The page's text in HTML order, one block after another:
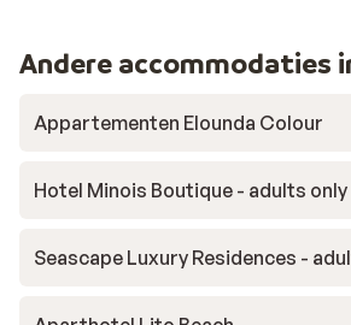
Andere accommodaties
Appartementen Elounda Colour
Hotel Minois Boutique - adults only
Seascape Luxury Residences -